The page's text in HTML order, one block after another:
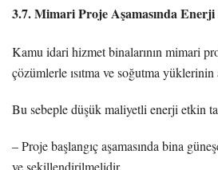
3.7. Mimari Proje Aşamasında
Kamu idari hizmet binalarının mimari
çözümlerle ısıtma ve soğutma yüklerinin
Bu sebeple düşük maliyetli enerji etkin
– Proje başlangıç aşamasında bina
ve şekillendirilmelidir.